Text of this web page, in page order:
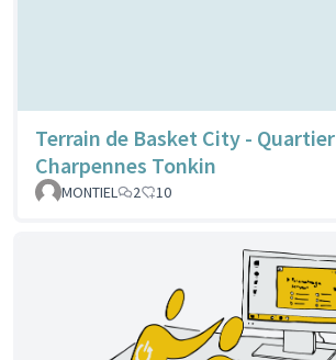
Terrain de Basket City - Quartier
Charpennes Tonkin
MONTIEL 2 10